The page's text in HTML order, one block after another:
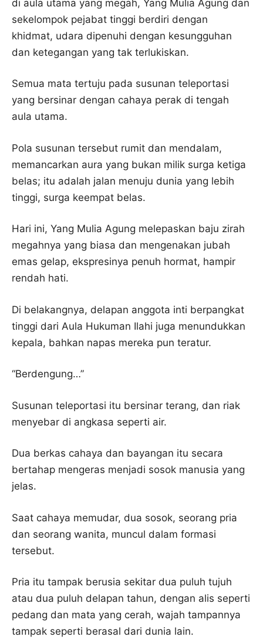
di aula utama yang megah, Yang Mulia Agung dan
sekelompok pejabat tinggi berdiri dengan
khidmat, udara dipenuhi dengan kesungguhan
dan ketegangan yang tak terlukiskan.
Semua mata tertuju pada susunan teleportasi
yang bersinar dengan cahaya perak di tengah
aula utama.
Pola susunan tersebut rumit dan mendalam,
memancarkan aura yang bukan milik surga ketiga
belas; itu adalah jalan menuju dunia yang lebih
tinggi, surga keempat belas.
Hari ini, Yang Mulia Agung melepaskan baju zirah
megahnya yang biasa dan mengenakan jubah
emas gelap, ekspresinya penuh hormat, hampir
rendah hati.
Di belakangnya, delapan anggota inti berpangkat
tinggi dari Aula Hukuman Ilahi juga menundukkan
kepala, bahkan napas mereka pun teratur.
“Berdengung…”
Susunan teleportasi itu bersinar terang, dan riak
menyebar di angkasa seperti air.
Dua berkas cahaya dan bayangan itu secara
bertahap mengeras menjadi sosok manusia yang
jelas.
Saat cahaya memudar, dua sosok, seorang pria
dan seorang wanita, muncul dalam formasi
tersebut.
Pria itu tampak berusia sekitar dua puluh tujuh
atau dua puluh delapan tahun, dengan alis seperti
pedang dan mata yang cerah, wajah tampannya
tampak seperti berasal dari dunia lain.